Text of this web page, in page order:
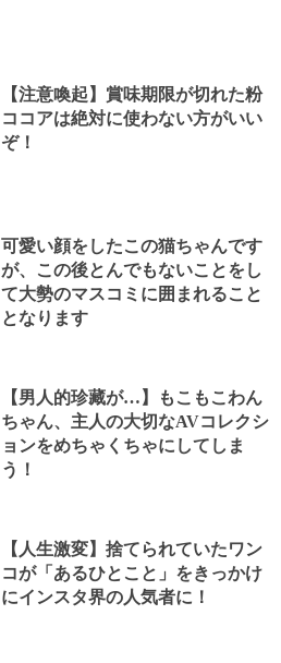
【注意喚起】賞味期限が切れた粉
ココアは絶対に使わない方がいい
ぞ！
可愛い顔をしたこの猫ちゃんです
が、この後とんでもないことをし
て大勢のマスコミに囲まれること
となります
【男人的珍藏が…】もこもこわん
ちゃん、主人の大切なAVコレクシ
ョンをめちゃくちゃにしてしま
う！
【人生激変】捨てられていたワン
コが「あるひとこと」をきっかけ
にインスタ界の人気者に！